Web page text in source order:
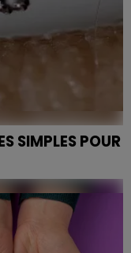
SIMPLES POUR
Grand Est, Aedes
Grand Est
couper court